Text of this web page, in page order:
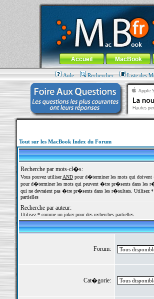
MacBook-fr.com : 100% Apple... 100% nomade !
Aller au contenu-Aller au menu
Menu général
Accueil MacBook
Aide Rechercher Liste des
Tout sur les MacBook Index du Forum
Recherche par mots-cl�s:
Vous pouvez utiliserANDpour d�terminer les mots qui
pour d�terminer les mots qui peuvent �tre pr�sents dans les
qui ne devraient pas �tre pr�sents dans les r�sultats. Utilisez *
partielles
Recherche par auteur:
Utilisez * comme un joker pour des recherches partielles
Forum:
Cat�gorie: